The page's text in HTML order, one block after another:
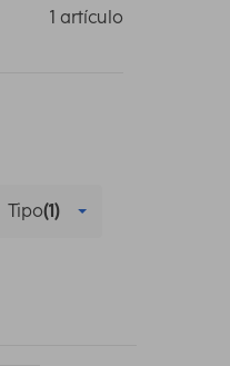
1 artículo
Tipo(1)